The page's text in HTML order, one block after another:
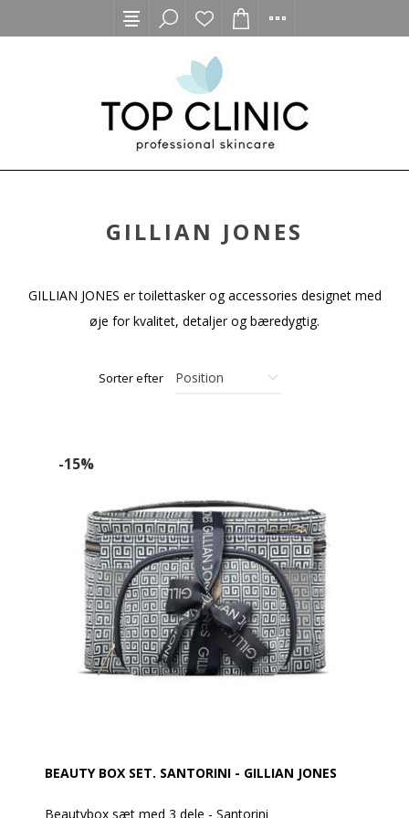
GILLIAN JONES
GILLIAN JONES er toilettasker og accessories designet med
øje for kvalitet, detaljer og bæredygtig.
Sorter efter
-15%
BEAUTY BOX SET. SANTORINI - GILLIAN JONES
Beautybox sæt med 3 dele - Santorini